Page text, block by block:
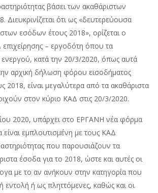
βάσει των ακαθάριστων
Διευκρινίζεται ότι ως «δευτερεύουσα
εσόδων έτους 2018», ορίζεται ο
– εργοδότη όπου τα
κατά την 20/3/2020, όπως αυτά
αρχική δήλωση φόρου εισοδήματος
2018, είναι μεγαλύτερα από τα ακαθάριστα
στον κύριο ΚΑΔ στις 20/3/2020.
2020, υπάρχει στο ΕΡΓΑΝΗ νέα φόρμα
εμπλουτισμένη με τους ΚΑΔ
που παρουσιάζουν τα
έσοδα για το 2018, ώστε και αυτές οι
με το αν ανήκουν στην κατηγορία που
εντολή ή ως πληττόμενες, καθώς και οι